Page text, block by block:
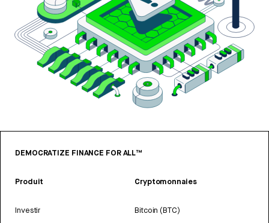
DEMOCRATIZE FINANCE FOR ALL™
Produit
Investir
Cryptomonnaies
Bitcoin (BTC)